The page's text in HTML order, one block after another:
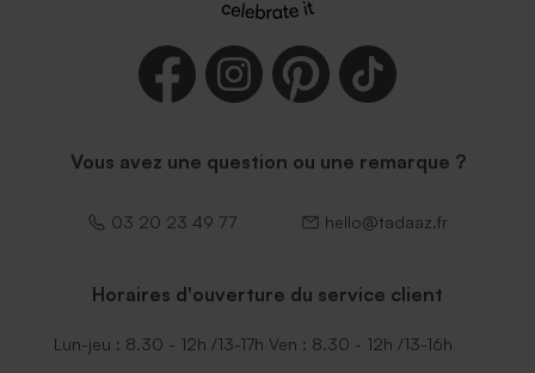
Vous avez une question ou une remarque ?
03 20 23 49 77 hello@tadaaz.fr
Horaires d'ouverture du service client
Lun-jeu : 8.30 - 12h /13-17h Ven : 8.30 - 12h /13-16h